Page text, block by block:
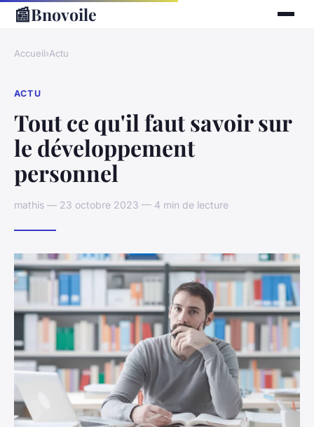
📰Bnovoile
Accueil›Actu
ACTU
Tout ce qu'il faut savoir sur
le développement
personnel
mathis — 23 octobre 2023 — 4 min de lecture